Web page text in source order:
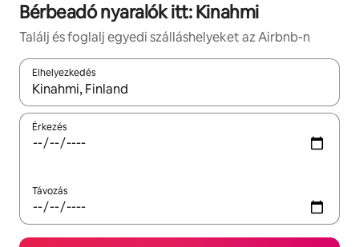
Bérbeadó nyaralók itt: Kinahmi
Találj és foglalj egyedi szálláshelyeket az Airbnb-n
Elhelyezkedés
Az eredmények között a felfelé és a lefelé nyíllal
Érkezés
Távozás